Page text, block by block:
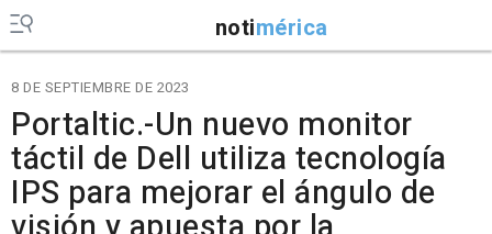
notimérica
8 DE SEPTIEMBRE DE 2023
Portaltic.-Un nuevo monitor
táctil de Dell utiliza tecnología
IPS para mejorar el ángulo de